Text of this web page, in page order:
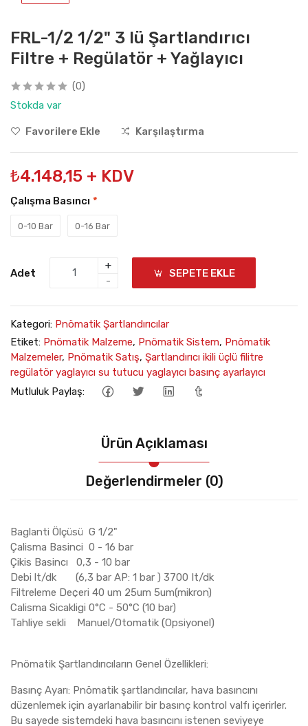
FRL-1/2 1/2" 3 lü Şartlandırıcı
Filtre + Regülatör + Yağlayıcı
(0)
Stokda var
Favorilere Ekle Karşılaştırma
₺4.148,15 + KDV
Çalışma Basıncı *
0-10 Bar 0-16 Bar
Adet
+
-
SEPETE EKLE
Kategori: Pnömatik Şartlandırıcılar
Etiket: Pnömatik Malzeme, Pnömatik Sistem, Pnömatik
Malzemeler, Pnömatik Satış, Şartlandırıcı ikili üçlü filitre
regülatör yaglayıcı su tutucu yaglayıcı basınç ayarlayıcı
Mutluluk Paylaş:
Ürün Açıklaması
Değerlendirmeler (0)
Baglanti Ölçüsü G 1/2"
Çalisma Basinci 0 - 16 bar
Çikis Basincı 0,3 - 10 bar
Debi lt/dk (6,3 bar AP: 1 bar ) 3700 It/dk
Filtreleme De¢eri 40 um 25um 5um(mikron)
Calisma Sicakligi 0°C - 50°C (10 bar)
Tahliye sekli Manuel/Otomatik (Opsiyonel)
Pnömatik Şartlandırıcıların Genel Özellikleri:
Basınç Ayarı: Pnömatik şartlandırıcılar, hava basıncını
düzenlemek için ayarlanabilir bir basınç kontrol valfı içerirler.
Bu sayede sistemdeki hava basıncını istenen seviyeye